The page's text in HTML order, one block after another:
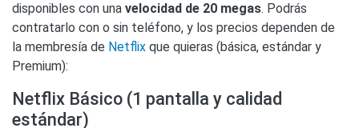
disponibles con una velocidad de 20 megas. Podrás
contratarlo con o sin teléfono, y los precios dependen de
la membresía de Netflix que quieras (básica, estándar y
Premium):
Netflix Básico (1 pantalla y calidad
estándar)